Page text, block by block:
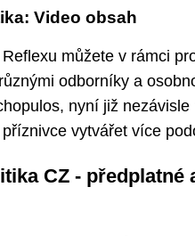
Video obsah
můžete v rámci
odborníky a
nyní již
vytvářet více
CZ - předplatné